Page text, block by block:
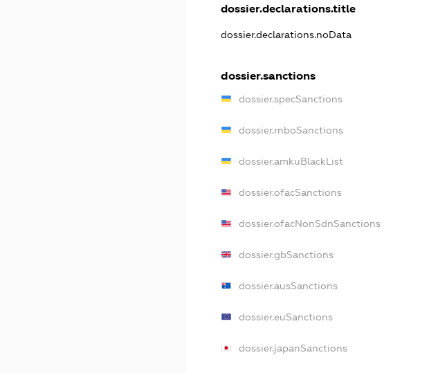
dossier.declarations.title
dossier.declarations.noData
dossier.sanctions
dossier.specSanctions
dossier.rnboSanctions
dossier.amkuBlackList
dossier.ofacSanctions
dossier.ofacNonSdnSanctions
dossier.gbSanctions
dossier.ausSanctions
dossier.euSanctions
dossier.japanSanctions